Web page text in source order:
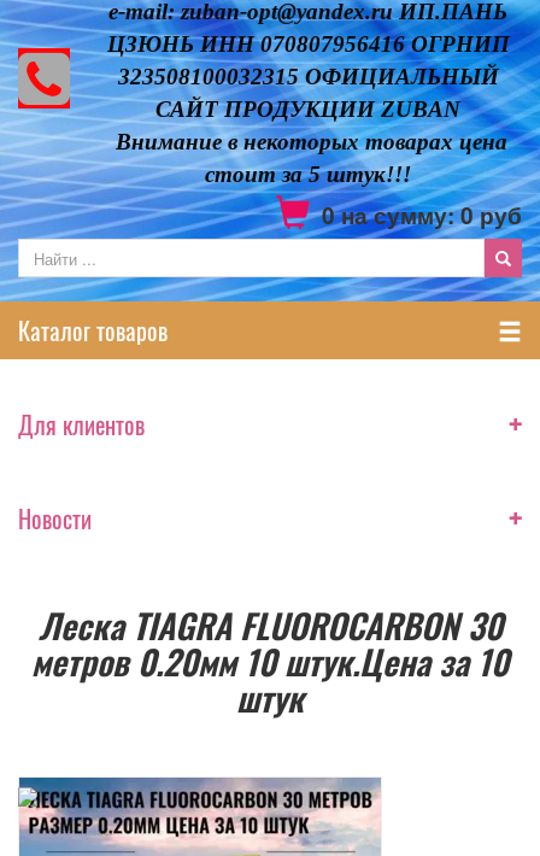
e-mail: zuban-opt@yandex.ru ИП.ПАНЬ
ЦЗЮНЬ ИНН 070807956416 ОГРНИП
323508100032315 ОФИЦИАЛЬНЫЙ
САЙТ ПРОДУКЦИИ ZUBAN
Внимание в некоторых товарах цена
стоит за 5 штук!!!
0на сумму:0руб
Каталог товаров
Для клиентов +
Новости +
Леска TIAGRA FLUOROCARBON 30
метров 0.20мм 10 штук.Цена за 10
штук